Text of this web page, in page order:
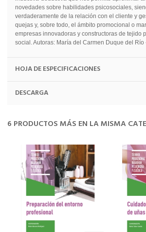
novedades sobre habilidades psicosociales,
verdaderamente de la relación con el cliente y
quejas y, sobre todo, el ámbito promocional o
empresas innovadoras y constructoras de tejido
social. Autoras: María del Carmen Duque del
HOJA DE ESPECIFICACIONES
DESCARGA
6 PRODUCTOS MÁS EN LA MISMA